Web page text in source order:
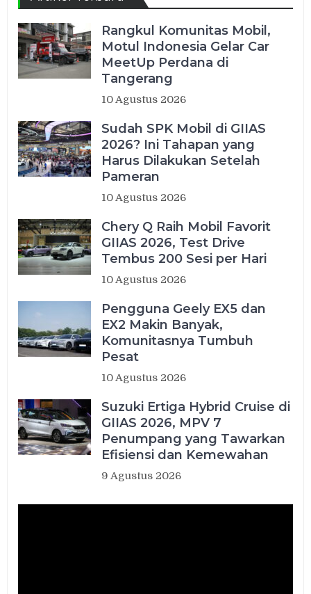
Rangkul Komunitas Mobil,
Motul Indonesia Gelar Car
MeetUp Perdana di
Tangerang
10 Agustus 2026
Sudah SPK Mobil di GIIAS
2026? Ini Tahapan yang
Harus Dilakukan Setelah
Pameran
10 Agustus 2026
Chery Q Raih Mobil Favorit
GIIAS 2026, Test Drive
Tembus 200 Sesi per Hari
10 Agustus 2026
Pengguna Geely EX5 dan
EX2 Makin Banyak,
Komunitasnya Tumbuh
Pesat
10 Agustus 2026
Suzuki Ertiga Hybrid Cruise di
GIIAS 2026, MPV 7
Penumpang yang Tawarkan
Efisiensi dan Kemewahan
9 Agustus 2026